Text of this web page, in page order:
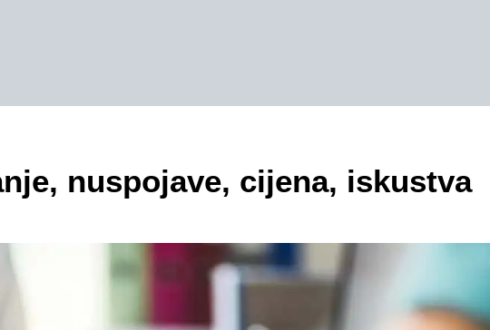
nuspojave, cijena, iskustva